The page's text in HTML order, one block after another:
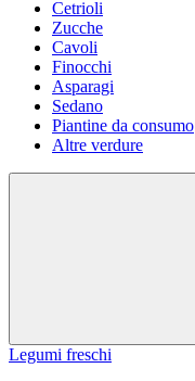
Cetrioli
Zucche
Cavoli
Finocchi
Asparagi
Sedano
Piantine da consumo
Altre verdure
Legumi freschi